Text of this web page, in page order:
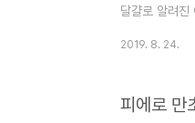
달걀로 알려진
니다. 칼 파베
의 한 고철업
2019. 8. 24.
피에로 만